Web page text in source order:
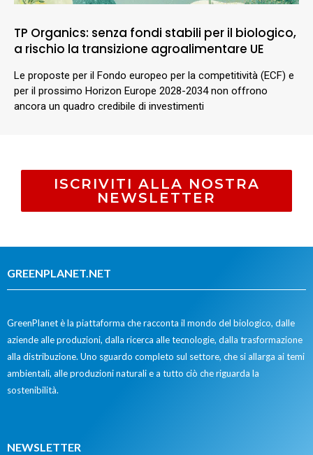
TP Organics: senza fondi stabili per il biologico,
a rischio la transizione agroalimentare UE
Le proposte per il Fondo europeo per la competitività (ECF) e
per il prossimo Horizon Europe 2028-2034 non offrono
ancora un quadro credibile di investimenti
ISCRIVITI ALLA NOSTRA
NEWSLETTER
GREENPLANET.NET
GreenPlanet è la piattaforma che racconta il mondo del biologico, dalle
aziende alle produzioni, dalla ricerca alle tecnologie, dalla trasformazione
alla distribuzione. Uno sguardo completo sul settore, che si allarga ai temi
ambientali, alle produzioni naturali e a tutto ciò che riguarda la
sostenibilità.
NEWSLETTER